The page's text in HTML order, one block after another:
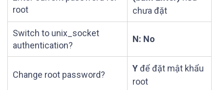
root
chưa đặt
Switch to unix_socket
authentication?
N: No
Change root password?
Yđể đặt mật khẩu
root